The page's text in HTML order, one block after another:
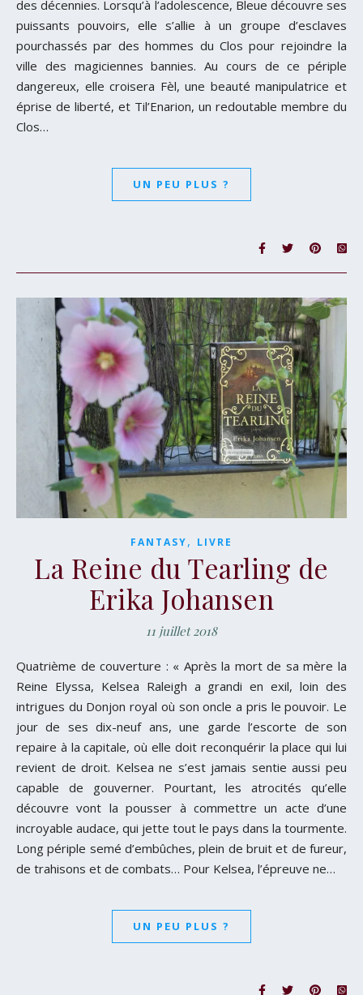
des décennies. Lorsqu’à l’adolescence, Bleue découvre ses
puissants pouvoirs, elle s’allie à un groupe d’esclaves
pourchassés par des hommes du Clos pour rejoindre la
ville des magiciennes bannies. Au cours de ce périple
dangereux, elle croisera Fèl, une beauté manipulatrice et
éprise de liberté, et Til’Enarion, un redoutable membre du
Clos…
UN PEU PLUS ?
FANTASY, LIVRE
La Reine du Tearling de
Erika Johansen
11 juillet 2018
Quatrième de couverture : « Après la mort de sa mère la
Reine Elyssa, Kelsea Raleigh a grandi en exil, loin des
intrigues du Donjon royal où son oncle a pris le pouvoir. Le
jour de ses dix-neuf ans, une garde l’escorte de son
repaire à la capitale, où elle doit reconquérir la place qui lui
revient de droit. Kelsea ne s’est jamais sentie aussi peu
capable de gouverner. Pourtant, les atrocités qu’elle
découvre vont la pousser à commettre un acte d’une
incroyable audace, qui jette tout le pays dans la tourmente.
Long périple semé d’embûches, plein de bruit et de fureur,
de trahisons et de combats… Pour Kelsea, l’épreuve ne…
UN PEU PLUS ?